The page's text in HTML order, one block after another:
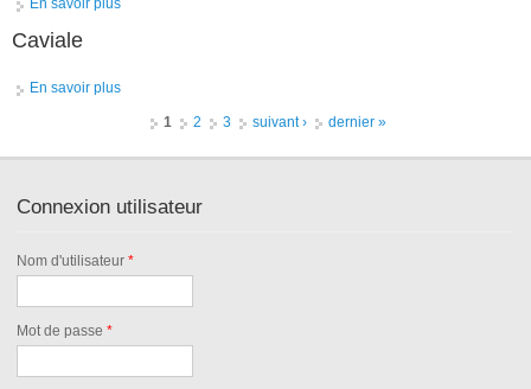
En savoir plus
Caviale
En savoir plus
1 2 3 suivant › dernier »
Connexion utilisateur
Nom d'utilisateur*
Mot de passe*